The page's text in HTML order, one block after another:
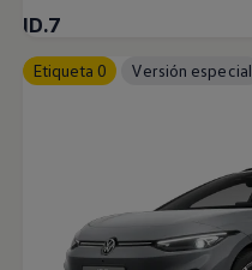
ID.7
Etiqueta 0 Versión especial